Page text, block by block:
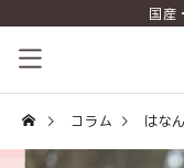
国産
ペットスタンスの歴史
コラム はな